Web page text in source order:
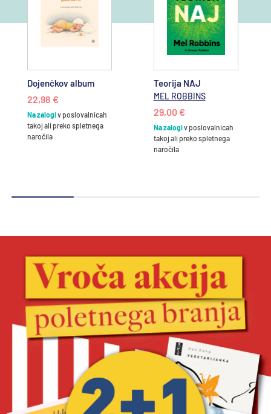
Dojenčkov album
22,98 €
Na zalogiv poslovalnicah
takoj ali preko spletnega
naročila
Teorija NAJ
MEL ROBBINS
29,00 €
Na zalogiv poslovalnicah
takoj ali preko spletnega
naročila